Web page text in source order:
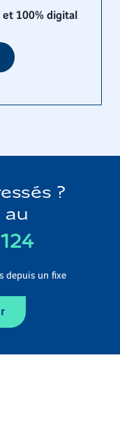
100% digital
?
au
depuis un fixe